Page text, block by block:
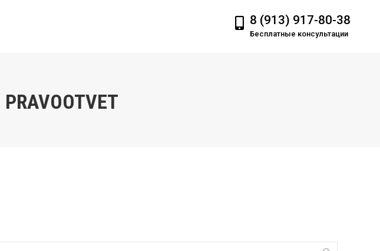
8 (913) 917-80-38
Бесплатные консультации
PRAVOOTVET